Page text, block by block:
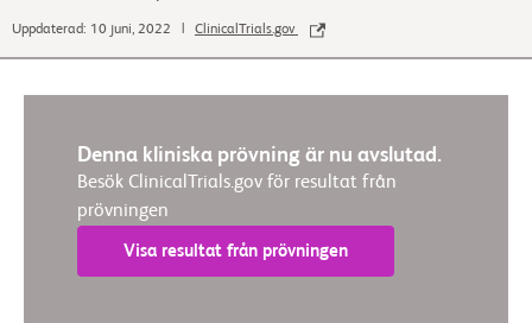
Uppdaterad: 10 juni, 2022 | ClinicalTrials.gov
Denna kliniska prövning är nu avslutad.
Besök ClinicalTrials.gov för resultat från
prövningen
Visa resultat från prövningen